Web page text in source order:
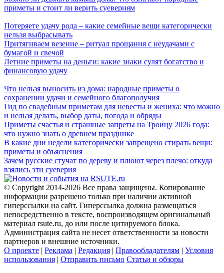
приметы и стоит ли верить суевериям
Потеряете удачу рода – какие семейные вещи категорически
нельзя выбрасывать
Притягиваем везение – ритуал прощания с неудачами с
бумагой и свечой
Летние приметы на деньги: какие знаки сулят богатство и
финансовую удачу
Что нельзя выносить из дома: народные приметы о
сохранении удачи и семейного благополучия
Гид по свадебным приметам для невесты и жениха: что можно
и нельзя делать, выбор даты, погода и обряды
Приметы счастья и страшные запреты на Троицу 2026 года:
что нужно знать о древнем празднике
В какие дни недели категорически запрещено стирать вещи:
приметы и объяснения
Зачем русские стучат по дереву и плюют через плечо: откуда
взялись эти суеверия
© Copyright 2014-2026 Все права защищены. Копирование
информации разрешено только при наличии активной
гиперссылки на сайт. Гиперссылка должна размещаться
непосредственно в тексте, воспроизводящем оригинальный
материал rsute.ru, до или после цитируемого блока.
Администрация сайта не несет ответственности за новости
партнеров и внешние источники.
О проекте | Реклама | Редакция | Правообладателям | Условия
использования | Отправить письмо Статьи и обзоры